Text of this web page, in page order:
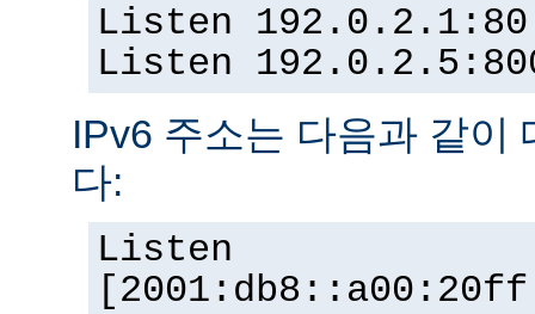
Listen 192.0.2.1:80
Listen
IPv6 주소는 다음과 같이
다:
Listen